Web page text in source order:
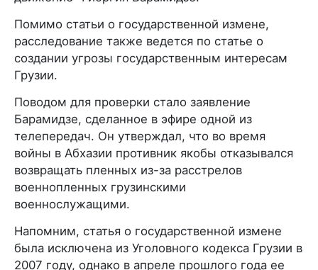
Помимо статьи о государственной измене,
расследование также ведется по статье о
создании угрозы государственным интересам
Грузии.
Поводом для проверки стало заявление
Барамидзе, сделанное в эфире одной из
телепередач. Он утверждал, что во время
войны в Абхазии противник якобы отказывался
возвращать пленных из-за расстрелов
военнопленных грузинскими
военнослужащими.
Напомним, статья о государственной измене
была исключена из Уголовного кодекса Грузии в
2007 году, однако в апреле прошлого года ее